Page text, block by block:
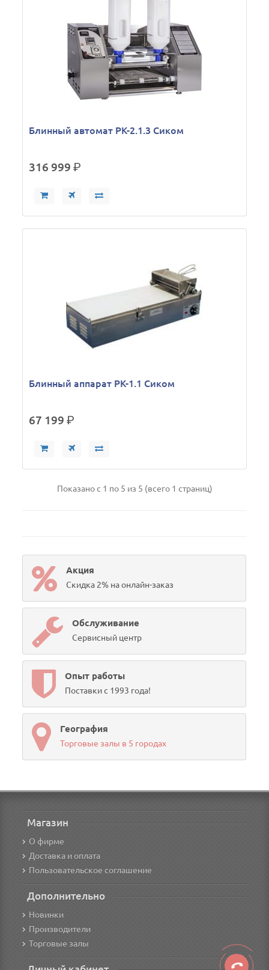
Блинный автомат РК-2.1.3 Сиком
316 999р.
Блинный аппарат РК-1.1 Сиком
67 199р.
Показано с 1 по 5 из 5 (всего 1 страниц)
Акция
Скидка 2% на онлайн-заказ
Обслуживание
Сервисный центр
Опыт работы
Поставки с 1993 года!
География
Торговые залы в 5 городах
Магазин
О фирме
Доставка и оплата
Пользовательское соглашение
Дополнительно
Новинки
Производители
Торговые залы